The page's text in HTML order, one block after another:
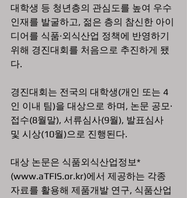
대학생 등 청년층의 관심도를 높여 우수
인재를 발굴하고, 젊은 층의 참신한 아이
디어를 식품·외식산업 정책에 반영하기
위해 경진대회를 처음으로 추진하게 됐
다.
경진대회는 전국의 대학생(개인 또는 4
인 이내 팀)을 대상으로 하며, 논문 공모·
접수(8월말), 서류심사(9월), 발표심사
및 시상(10월)으로 진행된다.
대상 논문은 식품외식산업정보*
(www.aTFIS.or.kr)에서 제공하는 각종
자료를 활용해 제품개발 연구, 식품산업